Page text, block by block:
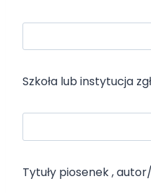
Szkoła lub instytucja
Tytuły piosenek ,